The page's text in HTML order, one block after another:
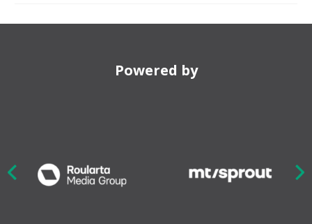
Powered by